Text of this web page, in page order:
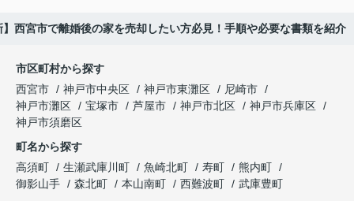
西宮市で離婚後の家を売却したい方必見！手順や必要な書類を紹介
市区町村から探す
西宮市
神戸市中央区 神戸市東灘区
尼崎市
神戸市灘区
宝塚市 芦屋市 神戸市北区
神戸市兵庫区
神戸市須磨区
町名から探す
高須町
生瀬武庫川町 魚崎北町 寿町
熊内町
御影山手
森北町 本山南町 西難波町
武庫豊町